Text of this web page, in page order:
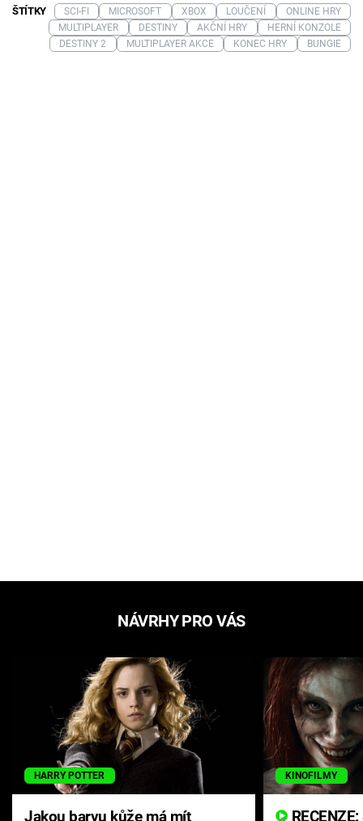
ŠTÍTKY SCI-FI MICROSOFT XBOX LOUČENÍ
ONLINE HRY
MULTIPLAYER
DESTINY AKČNÍ HRY
HERNÍ KONZOLE
DESTINY 2
MULTIPLAYER AKCE KONEC HRY BUNGIE
NÁVRHY PRO VÁS
HARRY POTTER
Jakou barvu kůže má mít
KINOFILMY